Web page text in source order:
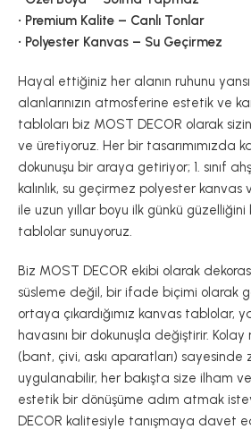
• Premium Kalite – Canlı Tonlar
• Polyester Kanvas – Su Geçirmez
Hayal ettiğiniz her alanın ruhunu
alanlarınızın atmosferine estetik ve
tabloları biz MOST DECOR olarak
ve üretiyoruz. Her bir tasarımımızda
dokunuşu bir araya getiriyor; 1. sınıf
kalınlık, su geçirmez polyester
ile uzun yıllar boyu ilk günkü
tablolar sunuyoruz.
Biz MOST DECOR ekibi olarak
süsleme değil, bir ifade biçimi olarak
ortaya çıkardığımız kanvas tablolar,
havasını bir dokunuşla değiştirir.
(bant, çivi, askı aparatları) sayesinde
uygulanabilir, her bakışta size ilham
estetik bir dönüşüme adım atmak
DECOR kalitesiyle tanışmaya davet